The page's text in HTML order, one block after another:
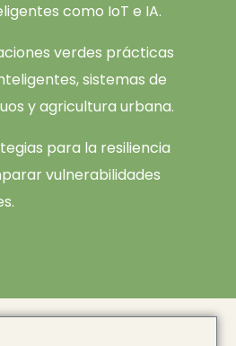
como IoT e IA.
verdes prácticas
sistemas de
y agricultura urbana.
para la resiliencia
vulnerabilidades